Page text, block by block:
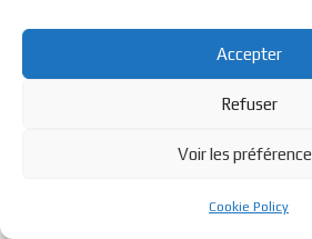
Accepter
Refuser
Voir les
Cookie Policy